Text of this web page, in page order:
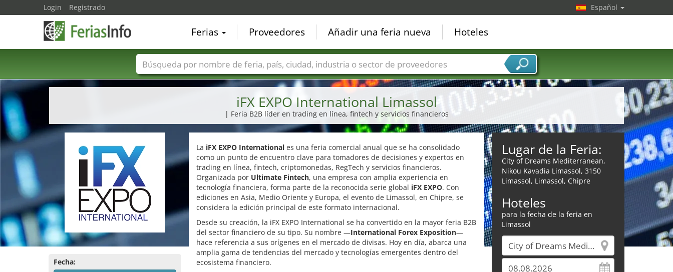
iFX EXPO International Limassol
| Feria B2B líder en trading en línea, fintech y servicios financieros
Fecha:
La iFX EXPO Internationales una feria comercial anual que se ha consolidado
como un punto de encuentro clave para tomadores de decisiones y expertos en
trading en línea, fintech, criptomonedas, RegTech y servicios financieros.
Organizada por Ultimate Fintech, una empresa con amplia experiencia en
tecnología financiera, forma parte de la reconocida serie global iFX EXPO. Con
ediciones en Asia, Medio Oriente y Europa, el evento de Limassol, en Chipre, se
considera la edición principal de este formato internacional.
Desde su creación, la iFX EXPO International se ha convertido en la mayor feria B2B
del sector financiero de su tipo. Su nombre —International Forex Exposition—
hace referencia a sus orígenes en el mercado de divisas. Hoy en día, abarca una
amplia gama de tendencias del mercado y tecnologías emergentes dentro del
ecosistema financiero.
Lugar de la Feria:
City of Dreams Mediterranean,
Nikou Kavadia Limassol, 3150
Limassol, Limassol, Chipre
Hoteles
para la fecha de la feria en
Limassol
Login Registrado Español
Ferias Proveedores Añadir una feria nueva Hoteles
Nombres de ferias Países Ciudades Sectores de ferias Sectores de proveedor de servicios